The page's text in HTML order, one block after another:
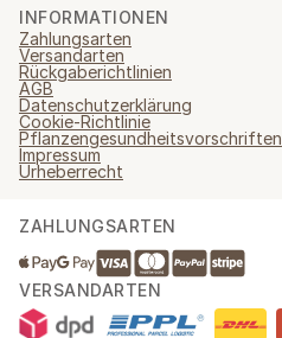
INFORMATIONEN
Zahlungsarten
Versandarten
Rückgaberichtlinien
AGB
Datenschutzerklärung
Cookie-Richtlinie
Pflanzengesundheitsvorschriften
Impressum
Urheberrecht
ZAHLUNGSARTEN
VERSANDARTEN